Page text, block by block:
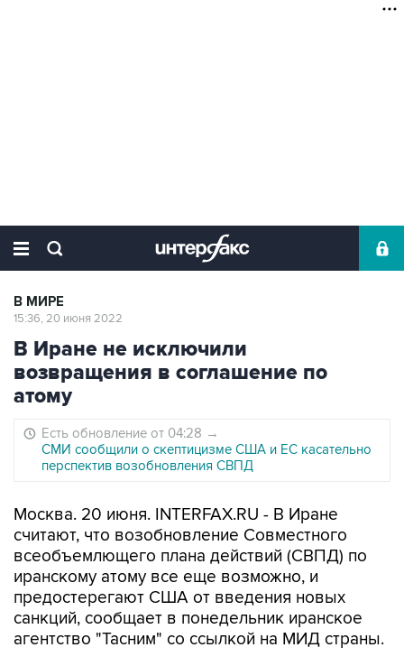
В МИРЕ
15:36, 20 июня 2022
В Иране не исключили
возвращения в соглашение по
атому
Есть обновление от 04:28 →
СМИ сообщили о скептицизме США и ЕС касательно
перспектив возобновления СВПД
Москва. 20 июня. INTERFAX.RU - В Иране
считают, что возобновление Совместного
всеобъемлющего плана действий (СВПД) по
иранскому атому все еще возможно, и
предостерегают США от введения новых
санкций, сообщает в понедельник иранское
агентство "Тасним" со ссылкой на МИД страны.